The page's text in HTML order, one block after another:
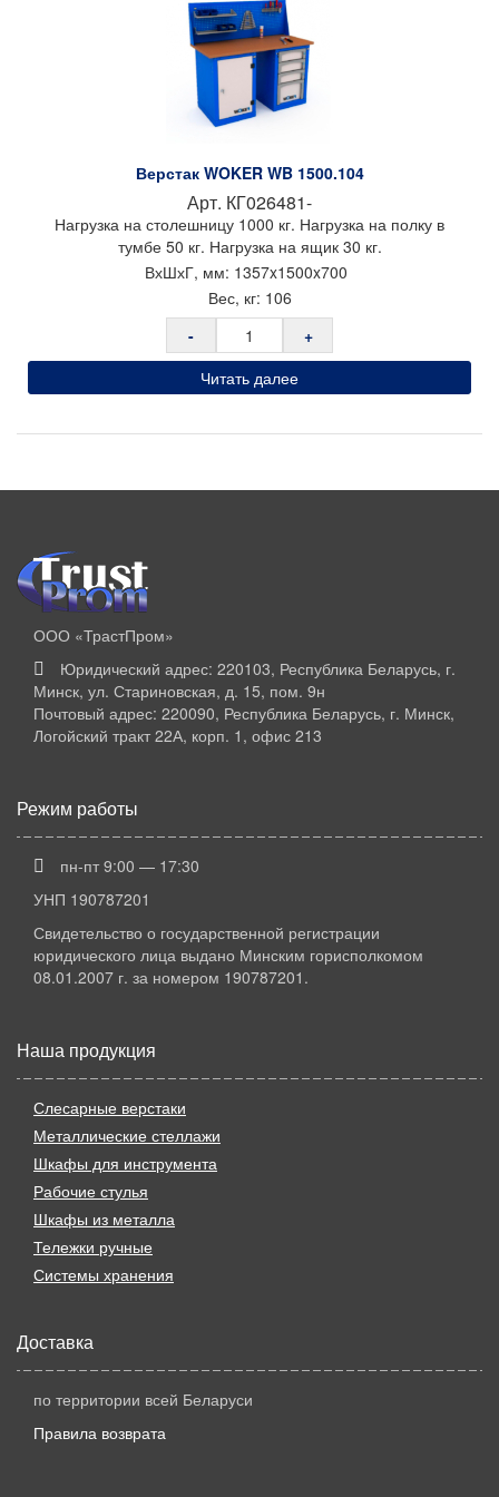
Верстак WOKER WB 1500.104
Арт. КГ026481-
Нагрузка на столешницу 1000 кг. Нагрузка на полку в
тумбе 50 кг. Нагрузка на ящик 30 кг.
ВхШхГ, мм: 1357x1500x700
Вес, кг: 106
-
+
Читать далее
ООО «ТрастПром»
Юридический адрес: 220103, Республика Беларусь, г.
Минск, ул. Стариновская, д. 15, пом. 9н
Почтовый адрес: 220090, Республика Беларусь, г. Минск,
Логойский тракт 22А, корп. 1, офис 213
Режим работы
пн-пт 9:00 — 17:30
УНП 190787201
Свидетельство о государственной регистрации
юридического лица выдано Минским горисполкомом
08.01.2007 г. за номером 190787201.
Наша продукция
Слесарные верстаки
Металлические стеллажи
Шкафы для инструмента
Рабочие стулья
Шкафы из металла
Тележки ручные
Системы хранения
Доставка
по территории всей Беларуси
Правила возврата